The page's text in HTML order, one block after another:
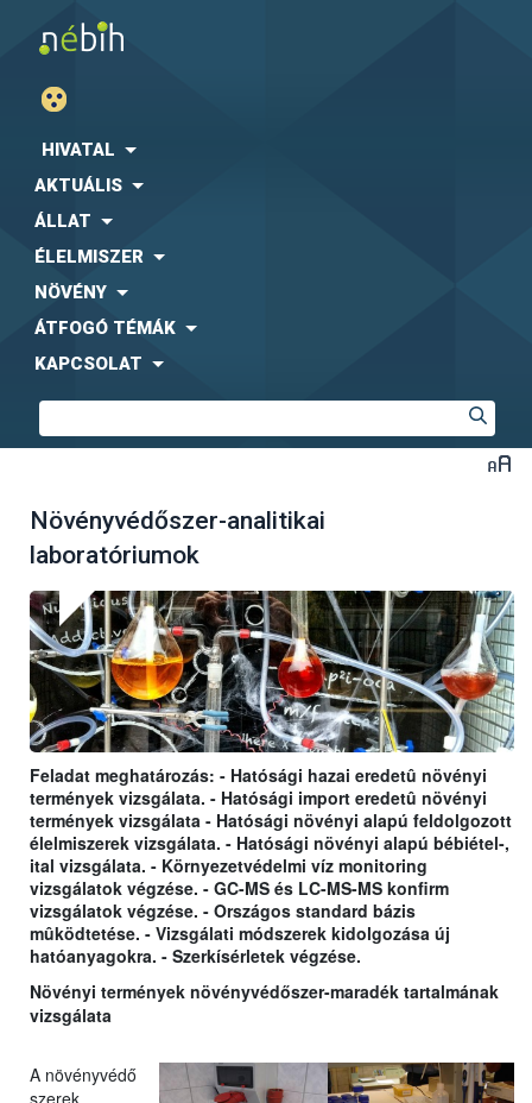
HIVATAL
AKTUÁLIS
ÁLLAT
ÉLELMISZER
NÖVÉNY
ÁTFOGÓ TÉMÁK
KAPCSOLAT
Növényvédőszer-analitikai
laboratóriumok
Feladat meghatározás: - Hatósági hazai eredetû növényi
termények vizsgálata. - Hatósági import eredetû növényi
termények vizsgálata - Hatósági növényi alapú feldolgozott
élelmiszerek vizsgálata. - Hatósági növényi alapú bébiétel-,
ital vizsgálata. - Környezetvédelmi víz monitoring
vizsgálatok végzése. - GC-MS és LC-MS-MS konfirm
vizsgálatok végzése. - Országos standard bázis
mûködtetése. - Vizsgálati módszerek kidolgozása új
hatóanyagokra. - Szerkísérletek végzése.
Növényi termények növényvédőszer-maradék tartalmának
vizsgálata
A növényvédő